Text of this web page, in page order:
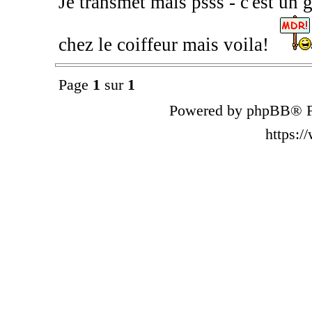
chez le coiffeur mais voila!
Page 1 sur 1
Powered by phpBB®
https://